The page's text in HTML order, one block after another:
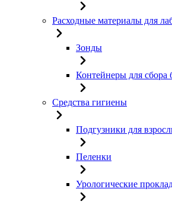
Расходные материалы для
Зонды
Контейнеры для сбора
Средства гигиены
Подгузники для
Пеленки
Урологические